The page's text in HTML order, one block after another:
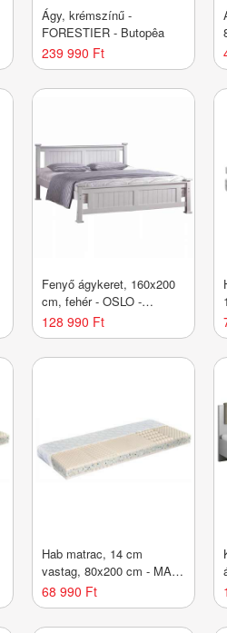
Ágy, krémszínű -
FORESTIER - Butopêa
239 990 Ft
Fenyő ágykeret, 160x200
cm, fehér - OSLO -
Butopêa
128 990 Ft
Hab matrac, 14 cm
vastag, 80x200 cm - MAT
- Butopêa
68 990 Ft